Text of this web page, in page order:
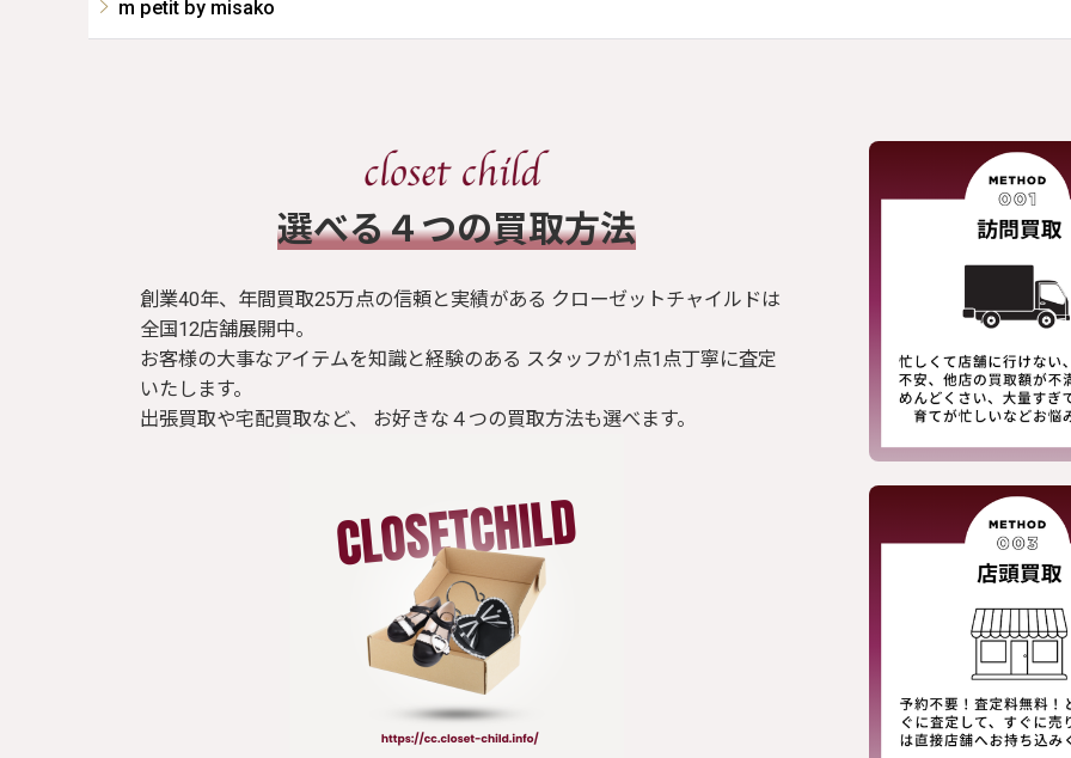
m petit by misako
​選べる４つの買取方法
創業40年、年間買取25万点の信頼と実績がある クローゼットチャイルドは
全国12店舗展開中。
お客様の大事なアイテムを知識と経験のある スタッフが1点1点丁寧に査定
いたします。
出張買取や宅配買取など、 お好きな４つの買取方法も選べます。